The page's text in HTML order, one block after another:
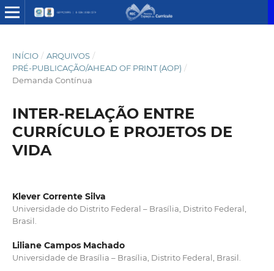
INÍCIO / ARQUIVOS /
PRÉ-PUBLICAÇÃO/AHEAD OF PRINT (AOP) /
Demanda Contínua
INTER-RELAÇÃO ENTRE
CURRÍCULO E PROJETOS DE
VIDA
Klever Corrente Silva
Universidade do Distrito Federal – Brasília, Distrito Federal,
Brasil.
Liliane Campos Machado
Universidade de Brasília – Brasília, Distrito Federal, Brasil.